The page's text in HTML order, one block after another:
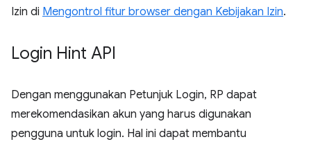
Izin di Mengontrol fitur browser dengan Kebijakan Izin.
Login Hint API
Dengan menggunakan Petunjuk Login, RP dapat
merekomendasikan akun yang harus digunakan
pengguna untuk login. Hal ini dapat membantu